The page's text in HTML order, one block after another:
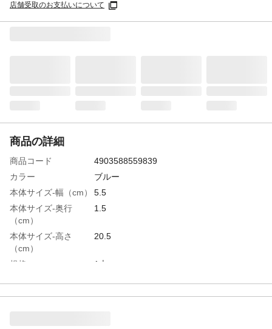
店舗受取のお支払いについて
商品の詳細
商品コード
4903588559839
カラー
ブルー
本体サイズ-幅（cm）
5.5
本体サイズ-奥行
（cm）
1.5
本体サイズ-高さ
（cm）
20.5
規格
1本
特徴
●力が加わるとバックルが外れる安心仕様●